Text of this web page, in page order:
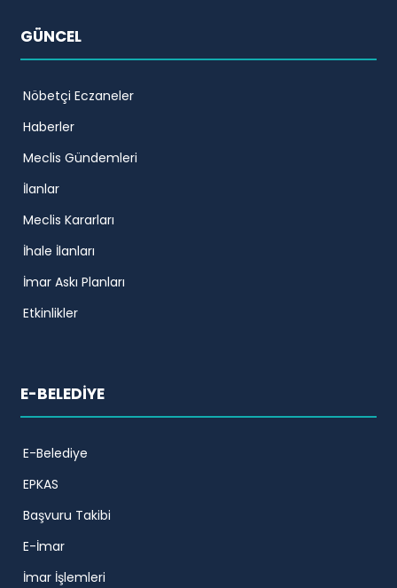
GÜNCEL
Nöbetçi Eczaneler
Haberler
Meclis Gündemleri
İlanlar
Meclis Kararları
İhale İlanları
İmar Askı Planları
Etkinlikler
E-BELEDİYE
E-Belediye
EPKAS
Başvuru Takibi
E-İmar
İmar İşlemleri